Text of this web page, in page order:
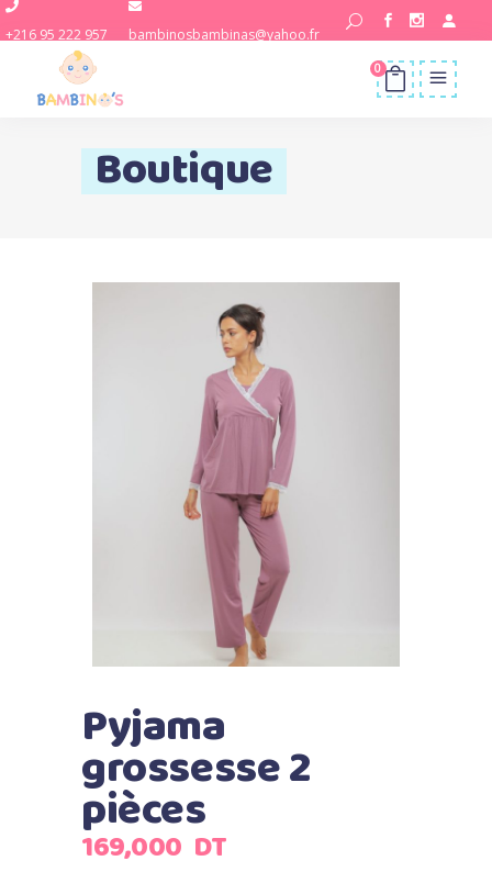
+216 95 222 957 bambinosbambinas@yahoo.fr
0
Boutique
Pyjama
grossesse 2
pièces
169,000 DT